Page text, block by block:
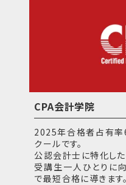
CPA会計学院
2025年合格者占有
クールです。
公認会計士に特化し
受講生一人ひとりに
で最短合格に導きます。